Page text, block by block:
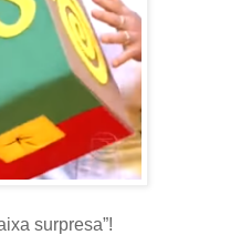
surpresa”!